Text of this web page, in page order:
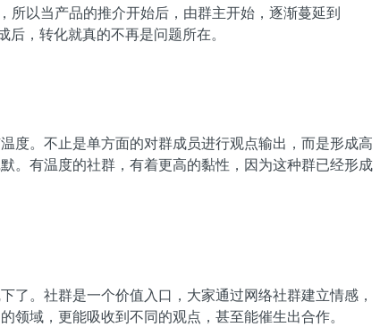
所以当产品的推介开始后，由群主开始，逐渐蔓延到
，转化就真的不再是问题所在。
度。不止是单方面的对群成员进行观点输出，而是形成高
。有温度的社群，有着更高的黏性，因为这种群已经形成
。社群是一个价值入口，大家通过网络社群建立情感，
域，更能吸收到不同的观点，甚至能催生出合作。